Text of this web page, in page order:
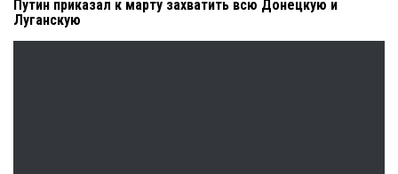
Путин приказал к марту захватить всю Донецкую и
Луганскую